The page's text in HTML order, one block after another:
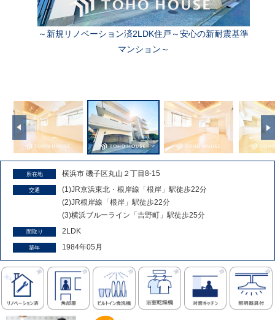
～新規リノベーション済2LDK住戸～安心の新耐震基準
マンション～
所在地 横浜市 磯子区丸山２丁目8-15
交通
(1)JR京浜東北・根岸線「根岸」駅徒歩22分
(2)JR根岸線「根岸」駅徒歩22分
(3)横浜ブルーライン「吉野町」駅徒歩25分
間取り 2LDK
築年 1984年05月